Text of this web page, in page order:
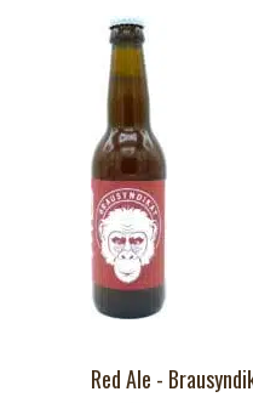
Red Ale -